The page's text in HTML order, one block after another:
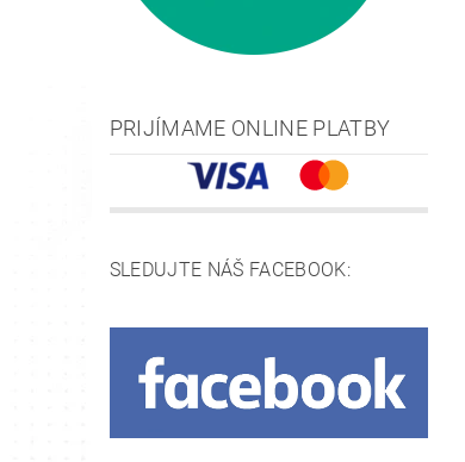
PRIJÍMAME ONLINE PLATBY
SLEDUJTE NÁŠ FACEBOOK: